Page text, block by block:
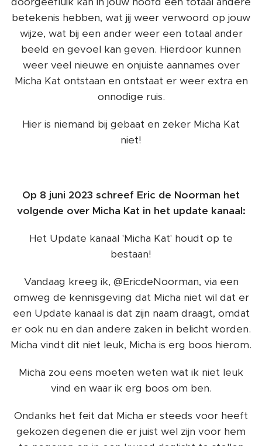
betekenis hebben, wat jij weer verwoord op jouw
wijze, wat bij een ander weer een totaal ander
beeld en gevoel kan geven. Hierdoor kunnen
weer veel nieuwe en onjuiste aannames over
Micha Kat ontstaan en ontstaat er weer extra en
onnodige ruis.
Hier is niemand bij gebaat en zeker Micha Kat
niet!
Op 8 juni 2023 schreef Eric de Noorman het
volgende over Micha Kat in het update kanaal:
Het Update kanaal 'Micha Kat' houdt op te
bestaan!
Vandaag kreeg ik, @EricdeNoorman, via een
omweg de kennisgeving dat Micha niet wil dat er
een Update kanaal is dat zijn naam draagt, omdat
er ook nu en dan andere zaken in belicht worden.
Micha vindt dit niet leuk, Micha is erg boos hierom.
Micha zou eens moeten weten wat ik niet leuk
vind en waar ik erg boos om ben.
Ondanks het feit dat Micha er steeds voor heeft
gekozen degenen die er juist wel zijn voor hem